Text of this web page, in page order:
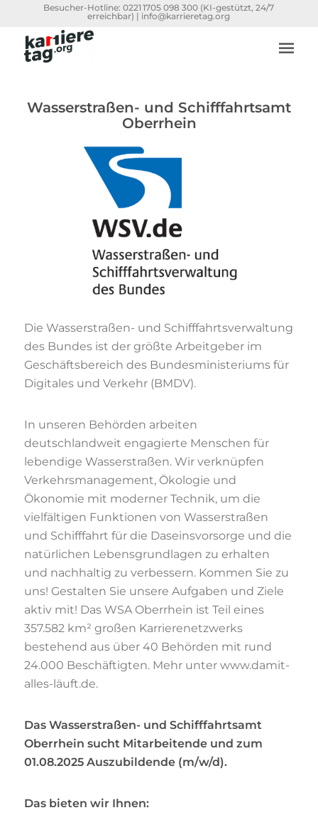
Besucher-Hotline:0221 1705 098 300 (KI-gestützt, 24/7
erreichbar) | info@karrieretag.org
Wasserstraßen- und Schifffahrtsamt
Oberrhein
Die Wasserstraßen- und Schifffahrtsverwaltung
des Bundes ist der größte Arbeitgeber im
Geschäftsbereich des Bundesministeriums für
Digitales und Verkehr (BMDV).
In unseren Behörden arbeiten
deutschlandweit engagierte Menschen für
lebendige Wasserstraßen. Wir verknüpfen
Verkehrsmanagement, Ökologie und
Ökonomie mit moderner Technik, um die
vielfältigen Funktionen von Wasserstraßen
und Schifffahrt für die Daseinsvorsorge und die
natürlichen Lebensgrundlagen zu erhalten
und nachhaltig zu verbessern. Kommen Sie zu
uns! Gestalten Sie unsere Aufgaben und Ziele
aktiv mit! Das WSA Oberrhein ist Teil eines
357.582 km² großen Karrierenetzwerks
bestehend aus über 40 Behörden mit rund
24.000 Beschäftigten. Mehr unter www.damit-
alles-läuft.de.
Das Wasserstraßen- und Schifffahrtsamt
Oberrhein sucht Mitarbeitende und zum
01.08.2025 Auszubildende (m/w/d).
Das bieten wir Ihnen: